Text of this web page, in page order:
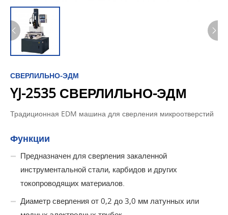
СВЕРЛИЛЬНО-ЭДМ
YJ-2535 СВЕРЛИЛЬНО-ЭДМ
Традиционная EDM машина для сверления микроотверстий
Функции
Предназначен для сверления закаленной
инструментальной стали, карбидов и других
токопроводящих материалов.
Диаметр сверления от 0,2 до 3,0 мм латунных или